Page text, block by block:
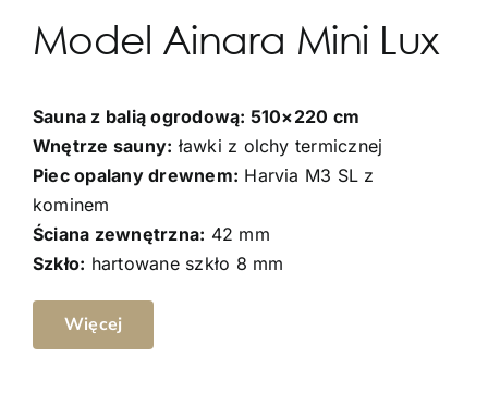
Model Ainara Mini Lux
Sauna z balią ogrodową: 510×220 cm
Wnętrze sauny: ławki z olchy termicznej
Piec opalany drewnem: Harvia M3 SL z
kominem
Ściana zewnętrzna: 42 mm
Szkło: hartowane szkło 8 mm
Więcej